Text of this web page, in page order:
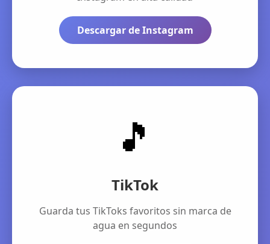
Descargar de Instagram
🎵
TikTok
Guarda tus TikToks favoritos sin marca de
agua en segundos